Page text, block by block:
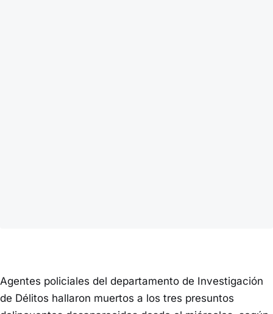
Agentes policiales del departamento de Investigación
de Délitos hallaron muertos a los tres presuntos